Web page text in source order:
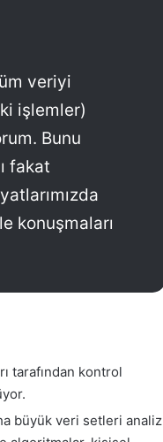
veriyi
işlemler)
Bunu
fakat
konuşmaları
tarafından kontrol
büyük veri setleri analiz